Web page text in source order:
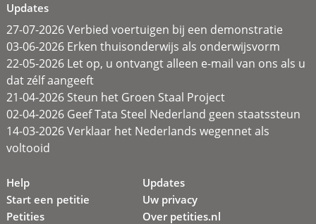
Updates
27-07-2026 Verbied voertuigen bij een demonstratie
03-06-2026 Erken thuisonderwijs als onderwijsvorm
22-05-2026 Let op, u ontvangt alleen e-mail van ons als u
dat zélf aangeeft
21-04-2026 Steun het Groen Staal Project
02-04-2026 Geef Tata Steel Nederland geen staatssteun
14-03-2026 Verklaar het Nederlands wegennet als
voltooid
Help
Start een petitie
Petities
Updates
Uw privacy
Over petities.nl